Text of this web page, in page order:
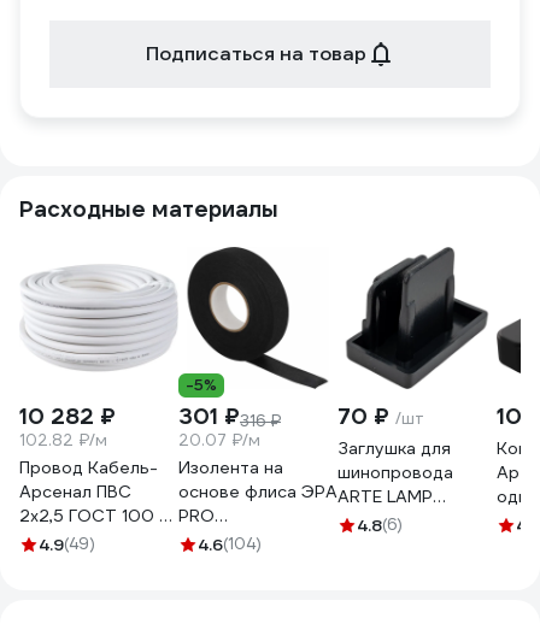
Подписаться на товар
Расходные материалы
10 282 ₽
102.82 ₽/м
Провод Кабель-
Арсенал ПВС
2х2,5 ГОСТ 100 м
KARS-51186
4.9(49)
-5%
301 ₽316 ₽
20.07 ₽/м
Изолента на
основе флиса ЭРА
PRO
PROFLEEC1915 19
4.6(104)
70 ₽ /шт
Заглушка для
шинопровода
ARTE LAMP
A210206
4.8(6) 4